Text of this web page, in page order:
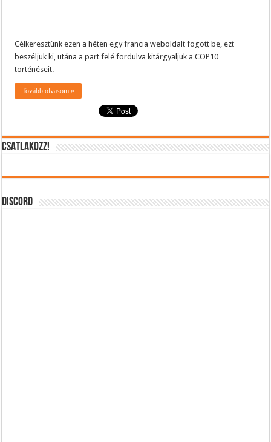
Célkeresztünk ezen a héten egy francia weboldalt fogott be, ezt
beszéljük ki, utána a part felé fordulva kitárgyaljuk a COP10
történéseit.
Tovább olvasom »
CSATLAKOZZ!
DISCORD